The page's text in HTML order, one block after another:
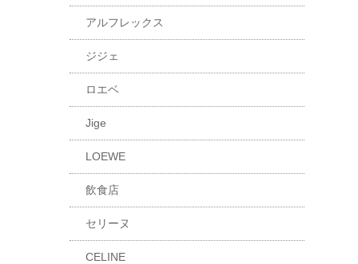
アルフレックス
ジジェ
ロエベ
Jige
LOEWE
飲食店
セリーヌ
CELINE